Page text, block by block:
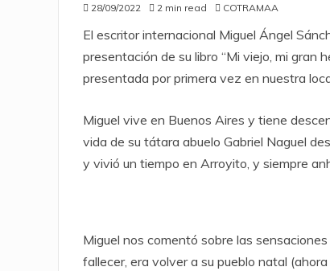
28/09/2022 2 min read COTRAMAA
El escritor internacional Miguel Ángel
presentación de su libro “Mi viejo, mi gran
presentada por primera vez en nuestra
Miguel vive en Buenos Aires y tiene
vida de su tátara abuelo Gabriel Naguel
y vivió un tiempo en Arroyito, y siempre
Miguel nos comentó sobre las
fallecer, era volver a su pueblo natal